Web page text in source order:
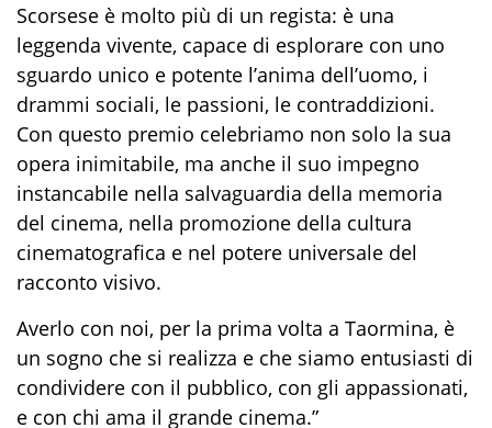
Scorsese è molto più di un regista: è una
leggenda vivente, capace di esplorare con uno
sguardo unico e potente l’anima dell’uomo, i
drammi sociali, le passioni, le contraddizioni.
Con questo premio celebriamo non solo la sua
opera inimitabile, ma anche il suo impegno
instancabile nella salvaguardia della memoria
del cinema, nella promozione della cultura
cinematografica e nel potere universale del
racconto visivo.
Averlo con noi, per la prima volta a Taormina, è
un sogno che si realizza e che siamo entusiasti di
condividere con il pubblico, con gli appassionati,
e con chi ama il grande cinema.”